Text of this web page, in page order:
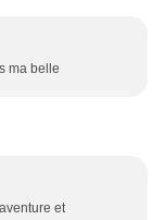
ma belle
et